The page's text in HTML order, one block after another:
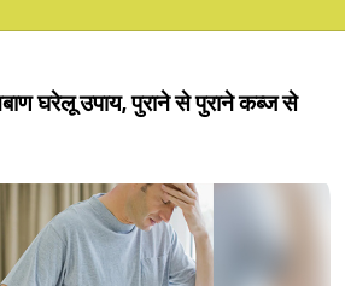
घरेलू उपाय, पुराने से पुराने कब्ज से